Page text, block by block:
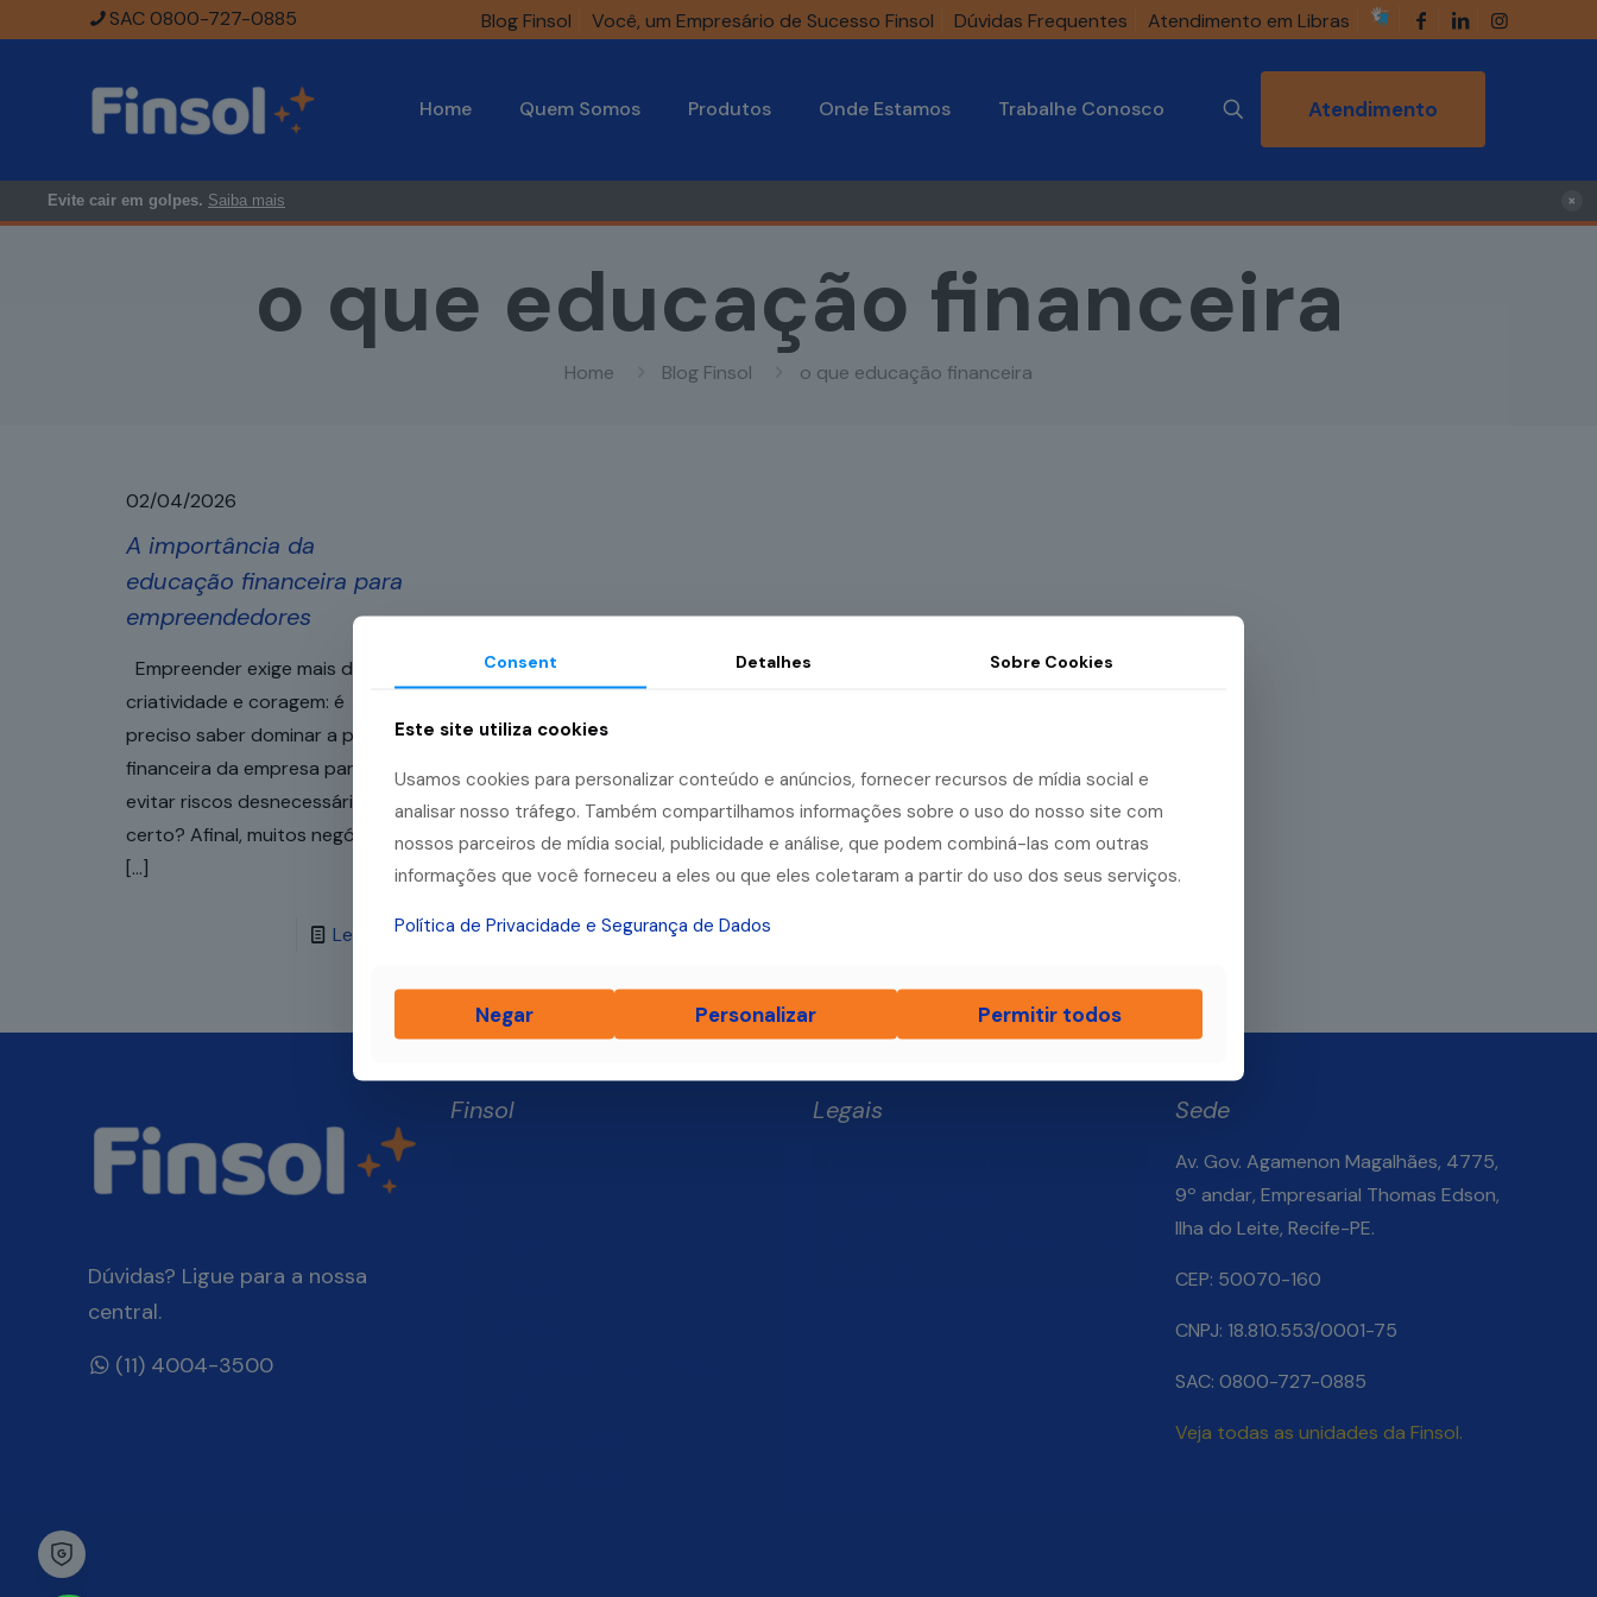
SAC 0800-727-0885 Blog Finsol Você, um Empresário de Sucesso Finsol Dúvidas Frequentes Atendimento em Libras
Home Quem Somos Produtos Onde Estamos Trabalhe Conosco Atendimento
Evite cair em golpes. Saiba mais ×
o que educação financeira
Home Blog Finsol o que educação financeira
02/04/2026
A importância da
educação financeira para
empreendedores
Empreender exige mais do que
criatividade e coragem: é
preciso saber dominar a parte
financeira da empresa para
evitar riscos desnecessários,
certo? Afinal, muitos negócios
[…]
Leia mais
Dúvidas? Ligue para a nossa
central.
(11) 4004-3500
Finsol Legais Sede
Av. Gov. Agamenon Magalhães, 4775,
9º andar, Empresarial Thomas Edson,
Ilha do Leite, Recife-PE.
CEP: 50070-160
CNPJ: 18.810.553/0001-75
SAC: 0800-727-0885
Veja todas as unidades da Finsol.
Consent Detalhes Sobre Cookies
Este site utiliza cookies
Usamos cookies para personalizar conteúdo e anúncios, fornecer recursos de mídia social e
analisar nosso tráfego. Também compartilhamos informações sobre o uso do nosso site com
nossos parceiros de mídia social, publicidade e análise, que podem combiná-las com outras
informações que você forneceu a eles ou que eles coletaram a partir do uso dos seus serviços.
Política de Privacidade e Segurança de Dados
Negar Personalizar Permitir todos